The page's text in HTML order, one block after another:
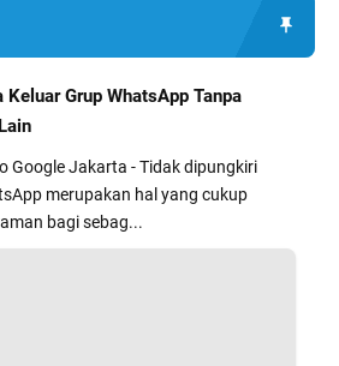
Keluar Grup WhatsApp Tanpa
Google Jakarta - Tidak dipungkiri
merupakan hal yang cukup
bagi sebag...